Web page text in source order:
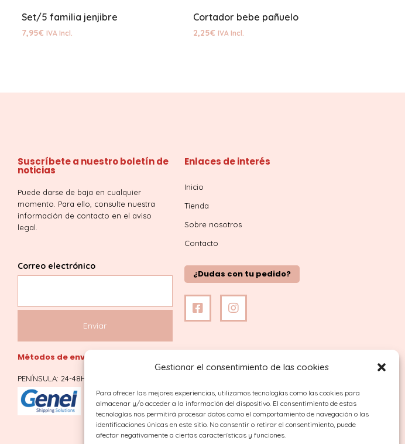
Gestionar el consentimiento de las cookies
Para ofrecer las mejores experiencias, utilizamos tecnologías como las cookies para
almacenar y/o acceder a la información del dispositivo. El consentimiento de estas
tecnologías nos permitirá procesar datos como el comportamiento de navegación o las
identificaciones únicas en este sitio. No consentir o retirar el consentimiento, puede
afectar negativamente a ciertas características y funciones.
Set/5 familia jenjibre
7,95€ IVA Incl.
Cortador bebe pañuelo
2,25€ IVA Incl.
Suscríbete a nuestro boletín de
noticias
Puede darse de baja en cualquier
momento. Para ello, consulte nuestra
información de contacto en el aviso
legal.
Correo electrónico
Métodos de envío
PENÍNSULA: 24-48H
Enlaces de interés
Inicio
Tienda
Sobre nosotros
Contacto
¿Dudas con tu pedido?